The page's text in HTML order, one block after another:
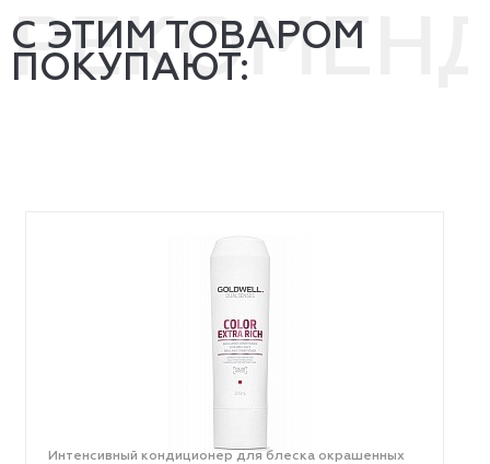
С ЭТИМ ТОВАРОМ
ПОКУПАЮТ:
Интенсивный кондиционер для блеска окрашенных